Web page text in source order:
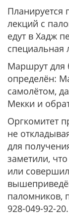
Планируется
лекций с
едут в Хадж
специальная
Маршрут для
определён:
самолётом,
Мекки и
Оргкомитет
не
для
заметили,
или
паломников,
928-049-92-20.